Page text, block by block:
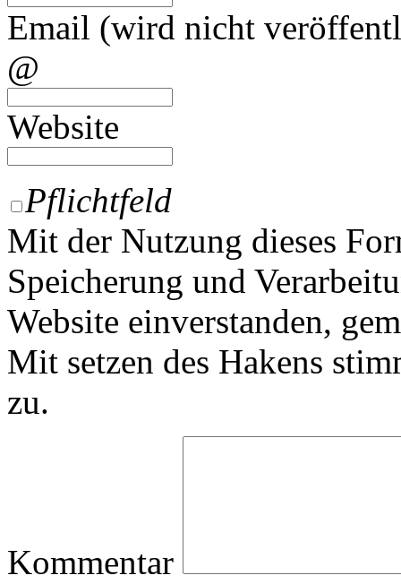
Email (wird nicht
@
Website
Pflichtfeld
Mit der Nutzung dieses
Speicherung und
Website einverstanden,
Mit setzen des Hakens
zu.
Kommentar